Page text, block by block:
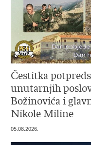
Čestitka
unutarnjih
Božinovića i
Nikole Miline
05.08.2026.